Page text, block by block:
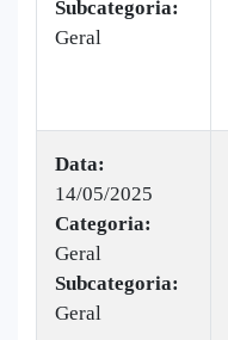
Subcategoria:
Geral
Data:
14/05/2025
Categoria:
Geral
Subcategoria:
Geral